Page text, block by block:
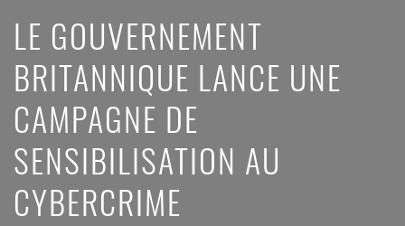
LE GOUVERNEMENT
BRITANNIQUE LANCE UNE
CAMPAGNE DE
SENSIBILISATION AU
CYBERCRIME